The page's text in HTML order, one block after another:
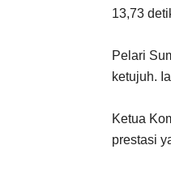
13,73
Pelari
ketujuh.
Ketua
prestasi